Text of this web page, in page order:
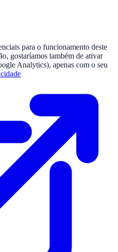
para o funcionamento deste
gostaríamos também de ativar
Analytics), apenas com o seu